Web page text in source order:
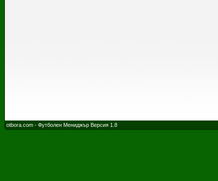
otbora.com - Футболен Мениджър Версия 1.8